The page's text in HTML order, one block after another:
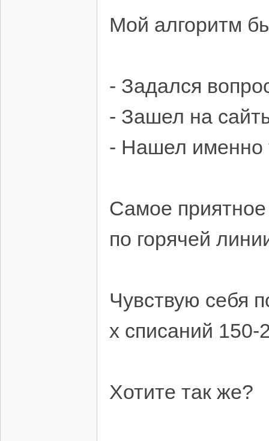
Мой алгоритм
- Задался
- Зашел на
- Нашел именно
Самое
по горячей
Чувствую себя
х списаний 150-
Хотите так же?